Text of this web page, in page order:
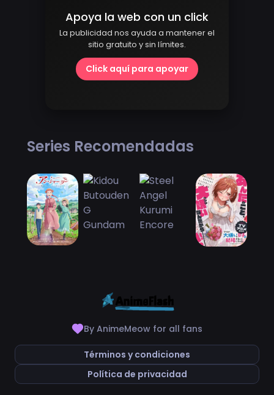
Apoya la web con un click
La publicidad nos ayuda a mantener el
sitio gratuito y sin límites.
Click aquí para apoyar
Series Recomendadas
By AnimeMeow for all fans
Términos y condiciones
Política de privacidad